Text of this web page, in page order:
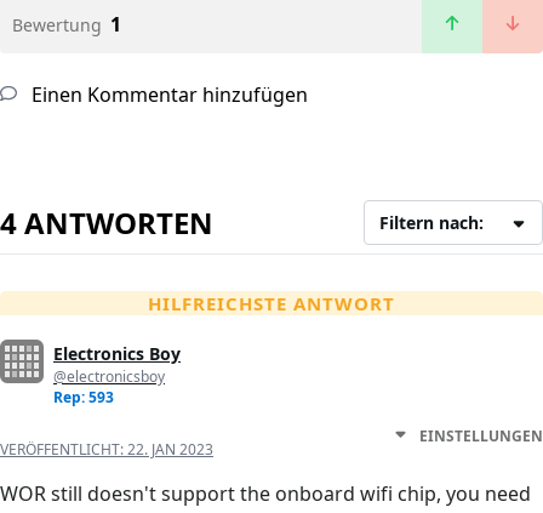
Bewertung 1
Einen Kommentar hinzufügen
4 ANTWORTEN Filtern nach:
HILFREICHSTE ANTWORT
Electronics Boy
@electronicsboy
Rep: 593
VERÖFFENTLICHT:22. JAN 2023
EINSTELLUNGEN
WOR still doesn't support the onboard wifi chip, you need